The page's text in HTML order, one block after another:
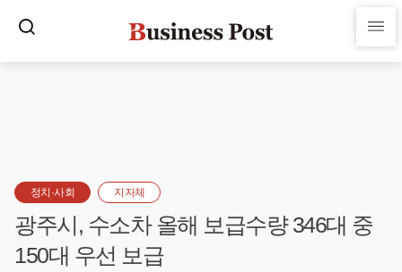
정치·사회 지자체
광주시, 수소차 올해 보급수량 346대 중
150대 우선 보급